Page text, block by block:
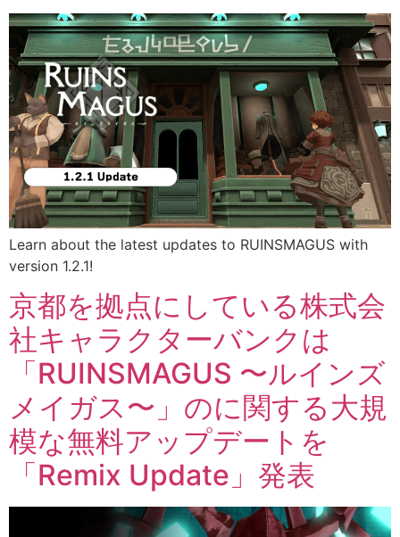
Learn about the latest updates to RUINSMAGUS with
version 1.2.1!
京都を拠点にしている株式会
社キャラクターバンクは
「RUINSMAGUS 〜ルインズ
メイガス〜」のに関する大規
模な無料アップデートを
「Remix Update」発表